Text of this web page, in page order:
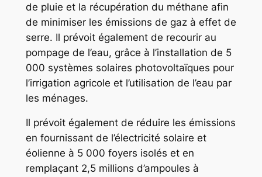
de pluie et la récupération du méthane afin
de minimiser les émissions de gaz à effet de
serre. Il prévoit également de recourir au
pompage de l’eau, grâce à l’installation de 5
000 systèmes solaires photovoltaïques pour
l’irrigation agricole et l’utilisation de l’eau par
les ménages.
Il prévoit également de réduire les émissions
en fournissant de l’électricité solaire et
éolienne à 5 000 foyers isolés et en
remplaçant 2,5 millions d’ampoules à